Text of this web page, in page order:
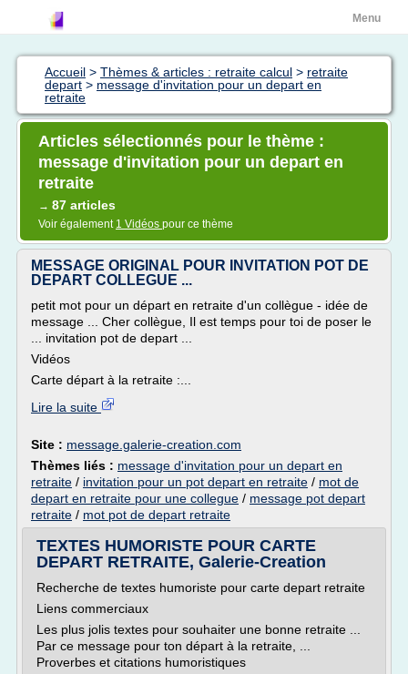
Menu
Accueil > Thèmes & articles : retraite calcul > retraite
depart > message d'invitation pour un depart en
retraite
Articles sélectionnés pour le thème :
message d'invitation pour un depart en
retraite
→ 87 articles
Voir également 1 Vidéos pour ce thème
MESSAGE ORIGINAL POUR INVITATION POT DE
DEPART COLLEGUE ...
petit mot pour un départ en retraite d'un collègue - idée de
message ... Cher collègue, Il est temps pour toi de poser le
... invitation pot de depart ...
Vidéos
Carte départ à la retraite :...
Lire la suite
Site : message.galerie-creation.com
Thèmes liés : message d'invitation pour un depart en
retraite / invitation pour un pot depart en retraite / mot de
depart en retraite pour une collegue / message pot depart
retraite / mot pot de depart retraite
TEXTES HUMORISTE POUR CARTE
DEPART RETRAITE, Galerie-Creation
Recherche de textes humoriste pour carte depart retraite
Liens commerciaux
Les plus jolis textes pour souhaiter une bonne retraite ...
Par ce message pour ton départ à la retraite, ...
Proverbes et citations humoristiques